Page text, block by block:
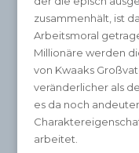
zusammenhält, ist
Arbeitsmoral
Millionäre werden
von Kwaaks
veränderlicher als
es da noch
arbeitet.